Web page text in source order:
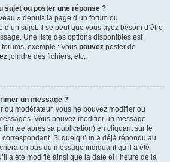
sujet ou poster une réponse ?
» depuis la page d’un forum ou
sujet. Il se peut que vous ayez besoin d’être
Une liste des options disponibles est
exemple : Vous pouvez poster de
joindre des fichiers, etc.
un message ?
ou modérateur, vous ne pouvez modifier ou
Vous pouvez modifier un message
après sa publication) en cliquant sur le
Si quelqu’un a déjà répondu au
en bas du message indiquant qu’il a été
a été modifié ainsi que la date et l’heure de la